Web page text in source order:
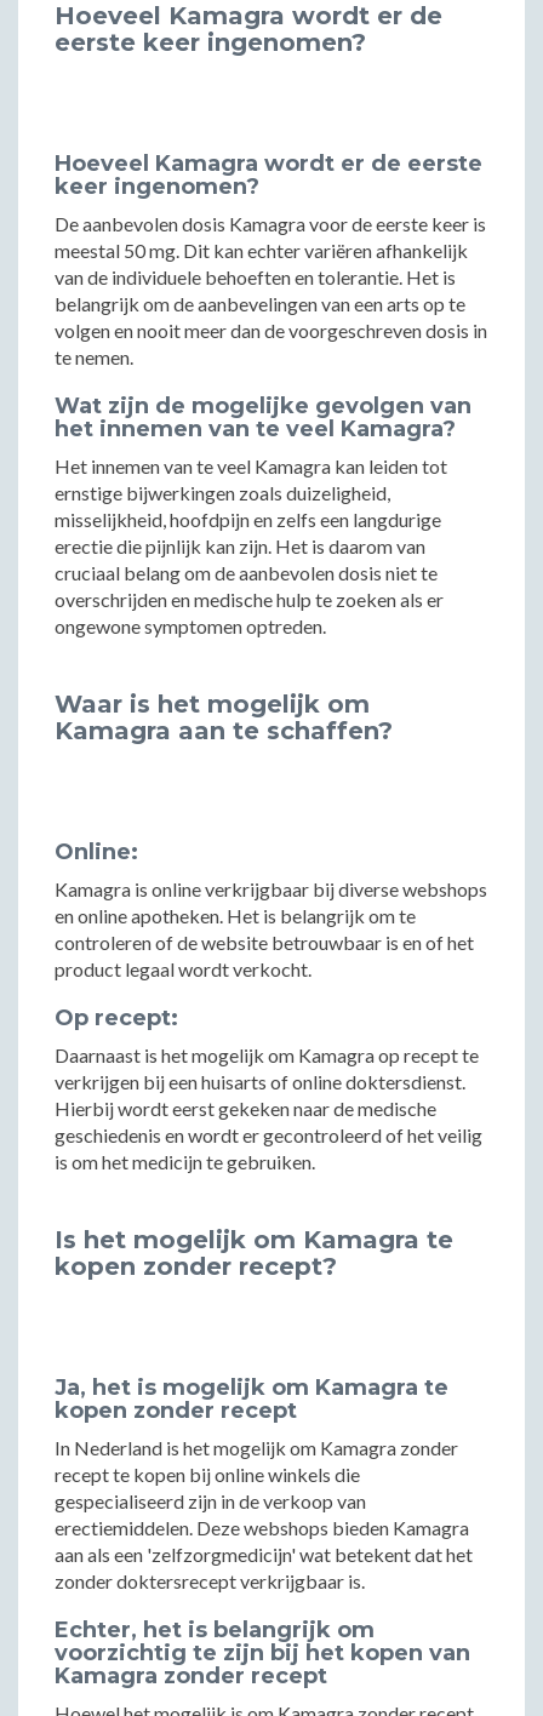
Hoeveel Kamagra wordt er de
eerste keer ingenomen?
Hoeveel Kamagra wordt er de eerste
keer ingenomen?
De aanbevolen dosis Kamagra voor de eerste keer is
meestal 50 mg. Dit kan echter variëren afhankelijk
van de individuele behoeften en tolerantie. Het is
belangrijk om de aanbevelingen van een arts op te
volgen en nooit meer dan de voorgeschreven dosis in
te nemen.
Wat zijn de mogelijke gevolgen van
het innemen van te veel Kamagra?
Het innemen van te veel Kamagra kan leiden tot
ernstige bijwerkingen zoals duizeligheid,
misselijkheid, hoofdpijn en zelfs een langdurige
erectie die pijnlijk kan zijn. Het is daarom van
cruciaal belang om de aanbevolen dosis niet te
overschrijden en medische hulp te zoeken als er
ongewone symptomen optreden.
Waar is het mogelijk om
Kamagra aan te schaffen?
Online:
Kamagra is online verkrijgbaar bij diverse webshops
en online apotheken. Het is belangrijk om te
controleren of de website betrouwbaar is en of het
product legaal wordt verkocht.
Op recept:
Daarnaast is het mogelijk om Kamagra op recept te
verkrijgen bij een huisarts of online doktersdienst.
Hierbij wordt eerst gekeken naar de medische
geschiedenis en wordt er gecontroleerd of het veilig
is om het medicijn te gebruiken.
Is het mogelijk om Kamagra te
kopen zonder recept?
Ja, het is mogelijk om Kamagra te
kopen zonder recept
In Nederland is het mogelijk om Kamagra zonder
recept te kopen bij online winkels die
gespecialiseerd zijn in de verkoop van
erectiemiddelen. Deze webshops bieden Kamagra
aan als een 'zelfzorgmedicijn' wat betekent dat het
zonder doktersrecept verkrijgbaar is.
Echter, het is belangrijk om
voorzichtig te zijn bij het kopen van
Kamagra zonder recept